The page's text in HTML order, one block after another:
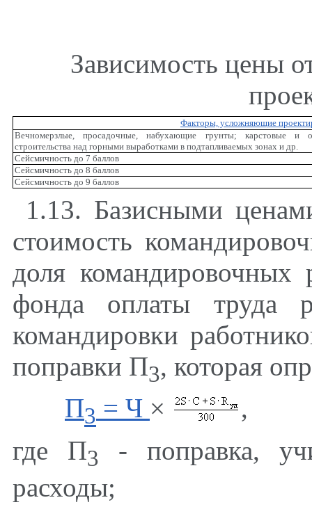
Зависимость цены
Факторы, усложняющие
Вечномерзлые, просадочные, набухающие грунты; карстовые и
строительства над горными выработками в подтапливаемых зонах и др.
Сейсмичность до 7 баллов
Сейсмичность до 8 баллов
Сейсмичность до 9 баллов
1.13. Базисными
стоимость
доля
фонда оплаты труда
командировки
поправки П3, которая
П3 = Ч ×
,
где П3
- поправка,
расходы;